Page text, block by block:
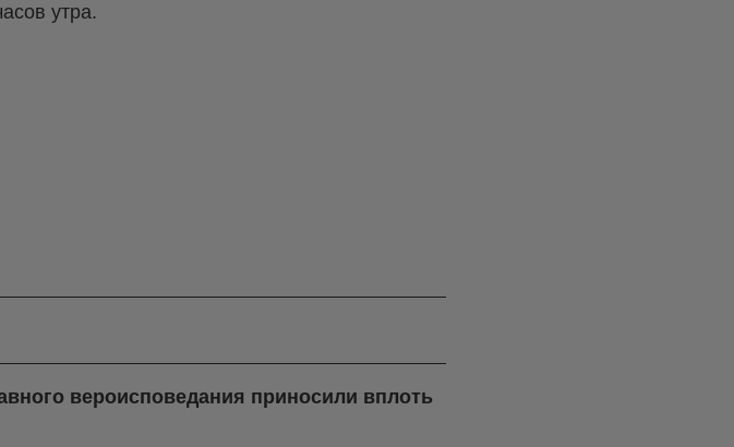
утра.
вероисповедания приносили вплоть